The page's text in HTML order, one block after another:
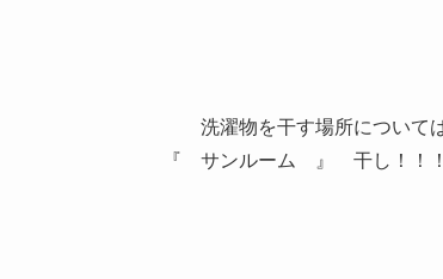
洗濯物を干す場所については、
『 サンルーム 』 干し！！！